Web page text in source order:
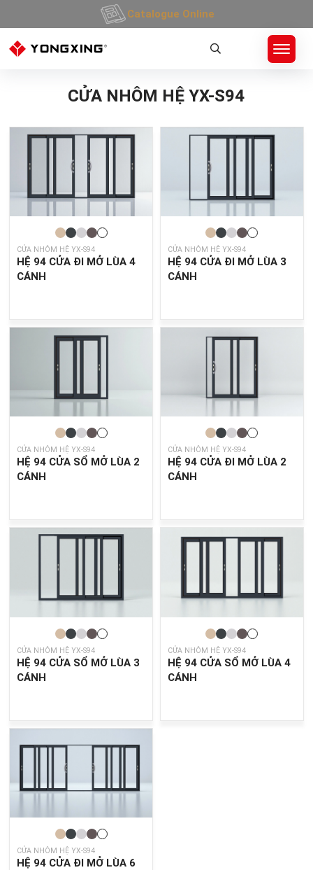
Catalogue Online
Trang Chủ»Sản Phẩm»CỬA NHÔM HỆ 94 MỞ LÙA
CỬA NHÔM HỆ YX-S94
CỬA NHÔM HỆ YX-S94
HỆ 94 CỬA ĐI MỞ LÙA 4
CÁNH
CỬA NHÔM HỆ YX-S94
HỆ 94 CỬA ĐI MỞ LÙA 3
CÁNH
CỬA NHÔM HỆ YX-S94
HỆ 94 CỬA SỔ MỞ LÙA 2
CÁNH
CỬA NHÔM HỆ YX-S94
HỆ 94 CỬA ĐI MỞ LÙA 2
CÁNH
CỬA NHÔM HỆ YX-S94
HỆ 94 CỬA SỔ MỞ LÙA 3
CÁNH
CỬA NHÔM HỆ YX-S94
HỆ 94 CỬA SỔ MỞ LÙA 4
CÁNH
CỬA NHÔM HỆ YX-S94
HỆ 94 CỬA ĐI MỞ LÙA 6